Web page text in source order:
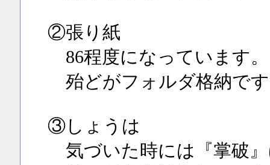
②張り紙
86程度になっています。
殆どがフォルダ格納で
③しょうは
気づいた時には『掌破